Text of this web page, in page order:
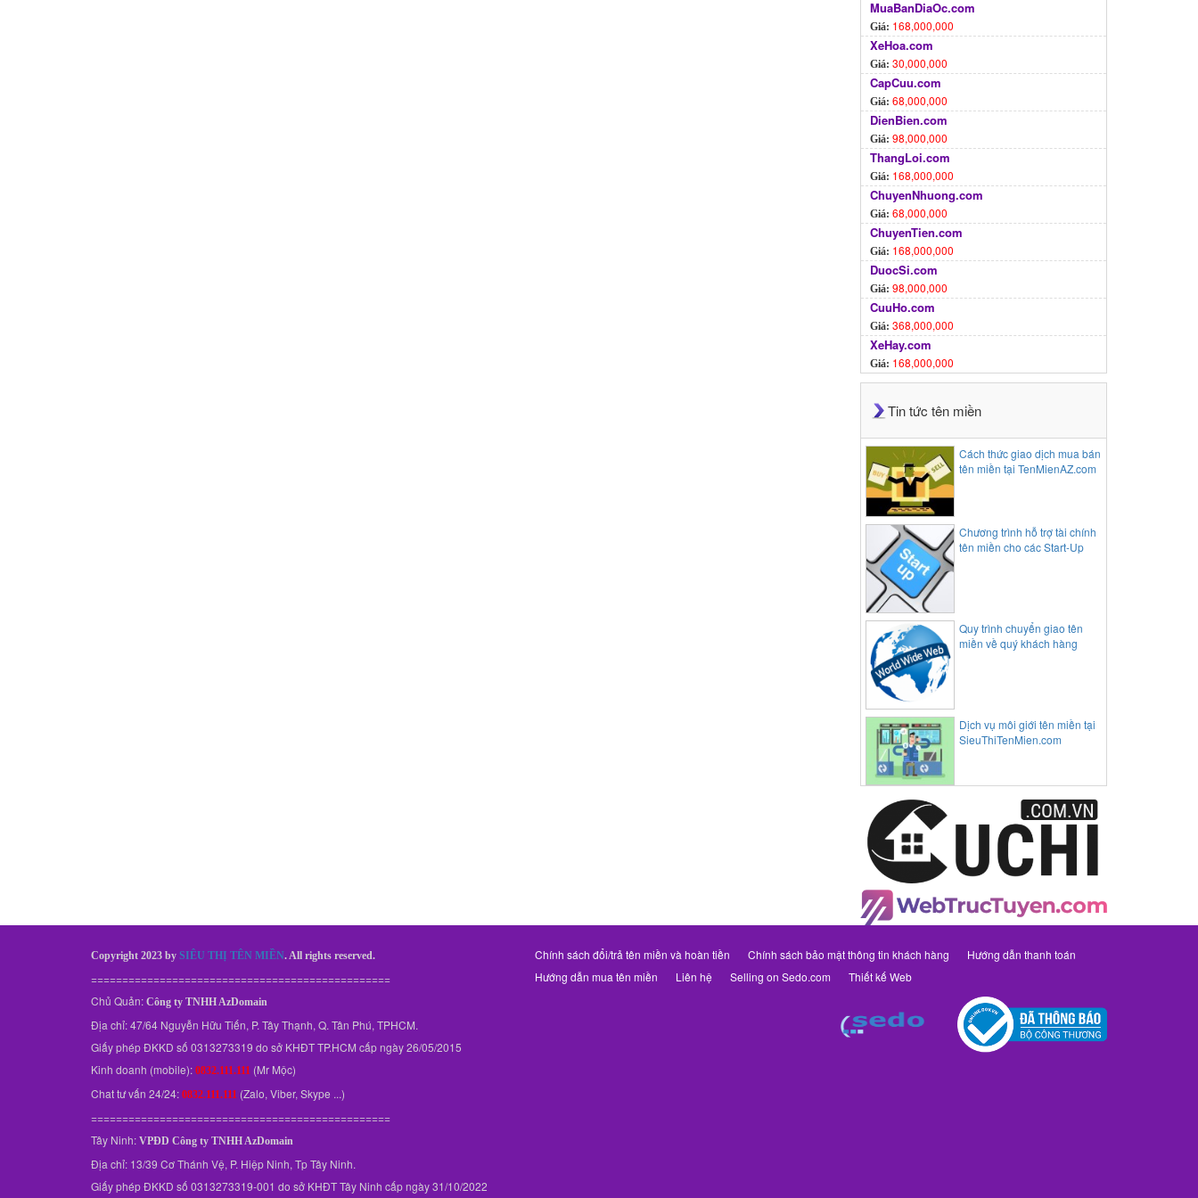
MuaBanDiaOc.com
Giá: 168,000,000
XeHoa.com
Giá: 30,000,000
CapCuu.com
Giá: 68,000,000
DienBien.com
Giá: 98,000,000
ThangLoi.com
Giá: 168,000,000
ChuyenNhuong.com
Giá: 68,000,000
ChuyenTien.com
Giá: 168,000,000
DuocSi.com
Giá: 98,000,000
CuuHo.com
Giá: 368,000,000
XeHay.com
Giá: 168,000,000
Tin tức tên miền
Cách thức giao dịch mua bán
tên miền tại TenMienAZ.com
Chương trình hỗ trợ tài chính
tên miền cho các Start-Up
Quy trình chuyển giao tên
miền về quý khách hàng
Dịch vụ môi giới tên miền tại
SieuThiTenMien.com
Copyright 2023 by SIÊU THỊ TÊN MIỀN. All rights reserved.
================================================
Chủ Quản: Công ty TNHH AzDomain
Địa chỉ: 47/64 Nguyễn Hữu Tiến, P. Tây Thạnh, Q. Tân Phú, TPHCM.
Giấy phép ĐKKD số 0313273319 do sở KHĐT TP.HCM cấp ngày 26/05/2015
Kinh doanh (mobile): 0832.111.111 (Mr Mộc)
Chat tư vấn 24/24: 0832.111.111 (Zalo, Viber, Skype ...)
================================================
Tây Ninh: VPĐD Công ty TNHH AzDomain
Địa chỉ: 13/39 Cơ Thánh Vệ, P. Hiệp Ninh, Tp Tây Ninh.
Giấy phép ĐKKD số 0313273319-001 do sở KHĐT Tây Ninh cấp ngày 31/10/2022
Chính sách đổi/trả tên miền và hoàn tiền Chính sách bảo mật thông tin khách hàng
Hướng dẫn thanh toán
Hướng dẫn mua tên miền
Liên hệ Selling on Sedo.com Thiết kế Web